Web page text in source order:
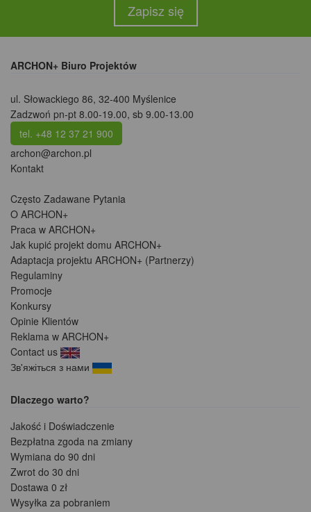
Zapisz się
ARCHON+ Biuro Projektów
ul. Słowackiego 86, 32-400 Myślenice
Zadzwoń pn-pt 8.00-19.00, sb 9.00-13.00
tel. +48 12 37 21 900
archon@archon.pl
Kontakt
Często Zadawane Pytania
O ARCHON+
Praca w ARCHON+
Jak kupić projekt domu ARCHON+
Adaptacja projektu ARCHON+ (Partnerzy)
Regulaminy
Promocje
Konkursy
Opinie Klientów
Reklama w ARCHON+
Contact us
Зв'яжіться з нами
Dlaczego warto?
Jakość i Doświadczenie
Bezpłatna zgoda na zmiany
Wymiana do 90 dni
Zwrot do 30 dni
Dostawa 0 zł
Wysyłka za pobraniem